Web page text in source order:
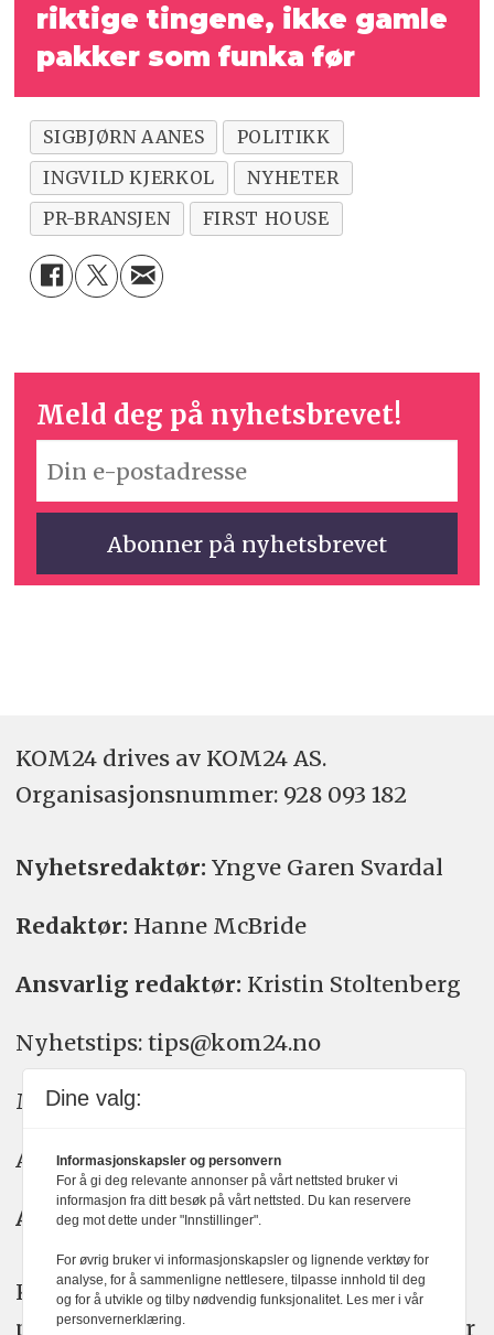
riktige tingene, ikke gamle
pakker som funka før
SIGBJØRN AANES
POLITIKK
INGVILD KJERKOL
NYHETER
PR-BRANSJEN
FIRST HOUSE
Meld deg på nyhetsbrevet!
KOM24 drives av KOM24 AS.
Organisasjons­nummer: 928 093 182
Nyhetsredaktør: Yngve Garen Svardal
Redaktør: Hanne McBride
Ansvarlig redaktør: Kristin Stoltenberg
Nyhetstips: tips@kom24.no
Meninger: meninger@kom24.no
Annonse: annonse@watchmedia.no
Abonnement:kom24@watchmedia.no
KOM24 arbeider etter Vær Varsom-
plakatens regler for god presseskikk. Her
Dine valg:
Informasjonskapsler og personvern
For å gi deg relevante annonser på vårt nettsted bruker vi
informasjon fra ditt besøk på vårt nettsted. Du kan reservere
deg mot dette under "Innstillinger".
For øvrig bruker vi informasjonskapsler og lignende verktøy for
analyse, for å sammenligne nettlesere, tilpasse innhold til deg
og for å utvikle og tilby nødvendig funksjonalitet. Les mer i vår
personvernerklæring.